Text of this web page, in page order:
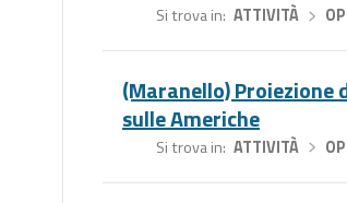
Si trova in ATTIVITÀ›
(Maranello) Proiezione
sulle Americhe
Si trova in ATTIVITÀ›